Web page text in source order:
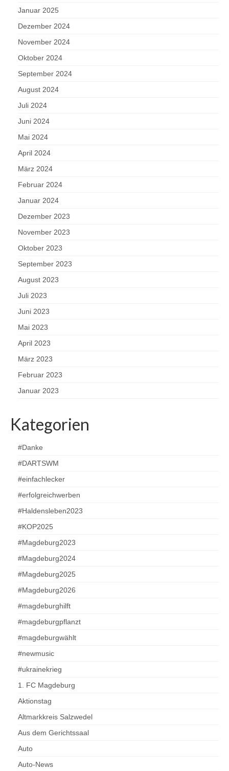
Januar 2025
Dezember 2024
November 2024
Oktober 2024
September 2024
August 2024
Juli 2024
Juni 2024
Mai 2024
April 2024
März 2024
Februar 2024
Januar 2024
Dezember 2023
November 2023
Oktober 2023
September 2023
August 2023
Juli 2023
Juni 2023
Mai 2023
April 2023
März 2023
Februar 2023
Januar 2023
Kategorien
#Danke
#DARTSWM
#einfachlecker
#erfolgreichwerben
#Haldensleben2023
#KOP2025
#Magdeburg2023
#Magdeburg2024
#Magdeburg2025
#Magdeburg2026
#magdeburghilft
#magdeburgpflanzt
#magdeburgwählt
#newmusic
#ukrainekrieg
1. FC Magdeburg
Aktionstag
Altmarkkreis Salzwedel
Aus dem Gerichtssaal
Auto
Auto-News